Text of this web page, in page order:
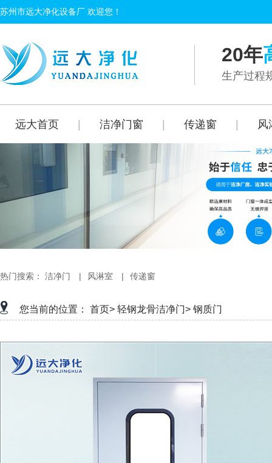
苏州市远大净化设备厂 欢迎您！
20年
生产过程
远大首页 洁净门窗 传递窗 风
热门搜索： 洁净门 | 风淋室 | 传递窗
您当前的位置： 首页> 轻钢龙骨洁净门> 钢质门